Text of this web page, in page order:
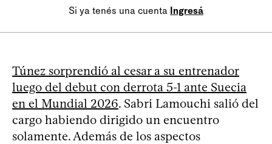
Si ya tenés una cuenta Ingresá
Túnez sorprendió al cesar a su entrenador
luego del debut con derrota 5-1 ante Suecia
en el Mundial 2026. Sabri Lamouchi salió del
cargo habiendo dirigido un encuentro
solamente. Además de los aspectos